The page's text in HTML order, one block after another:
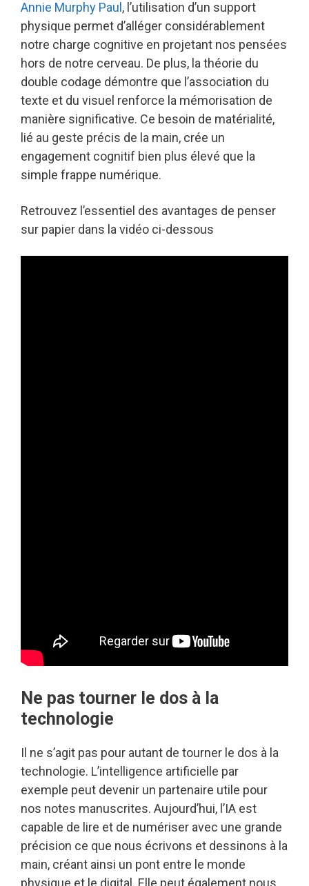
Annie Murphy Paul, l’utilisation d’un support
physique permet d’alléger considérablement
notre charge cognitive en projetant nos pensées
hors de notre cerveau. De plus, la théorie du
double codage démontre que l’association du
texte et du visuel renforce la mémorisation de
manière significative. Ce besoin de matérialité,
lié au geste précis de la main, crée un
engagement cognitif bien plus élevé que la
simple frappe numérique.
Retrouvez l’essentiel des avantages de penser
sur papier dans la vidéo ci-dessous
Ne pas tourner le dos à la
technologie
Il ne s’agit pas pour autant de tourner le dos à la
technologie. L’intelligence artificielle par
exemple peut devenir un partenaire utile pour
nos notes manuscrites. Aujourd’hui, l’IA est
capable de lire et de numériser avec une grande
précision ce que nous écrivons et dessinons à la
main, créant ainsi un pont entre le monde
physique et le digital. Elle peut également nous